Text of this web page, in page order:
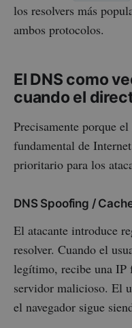
los resolvers más
ambos protocolos.
El DNS como
cuando el
Precisamente porque
fundamental de
prioritario para los
DNS Spoofing /
El atacante introduce
resolver. Cuando el
legítimo, recibe una IP
servidor malicioso. El
el navegador sigue